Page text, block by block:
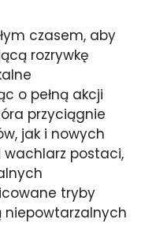
czasem, aby
rozrywkę
o pełną akcji
przyciągnie
jak i nowych
wachlarz postaci,
tryby
niepowtarzalnych